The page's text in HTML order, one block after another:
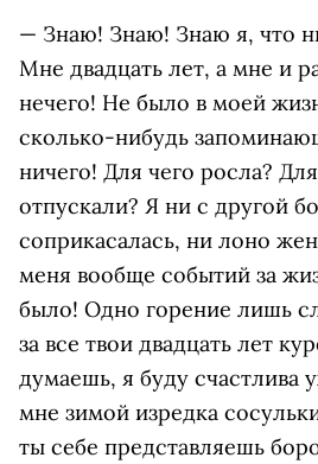
— Знаю! Знаю! Знаю я, что
Мне двадцать лет, а мне и
нечего! Не было в моей
сколько-нибудь
ничего! Для чего росла?
отпускали? Я ни с другой
соприкасалась, ни лоно
меня вообще событий за
было! Одно горение лишь
за все твои двадцать лет
думаешь, я буду счастлива
мне зимой изредка
ты себе представляешь